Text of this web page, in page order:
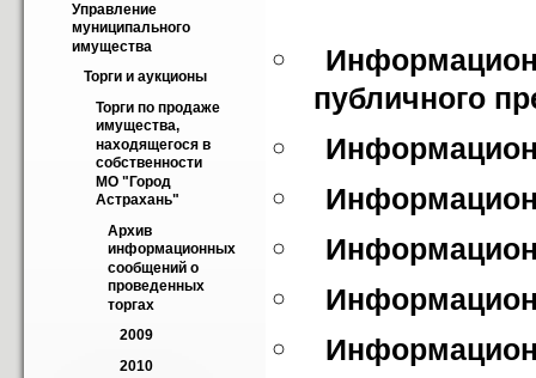
Управление
муниципального
имущества
Торги и аукционы
Торги по продаже
имущества,
находящегося в
собственности
МО "Город
Астрахань"
Архив
информационных
сообщений о
проведенных
торгах
2009
2010
публичного